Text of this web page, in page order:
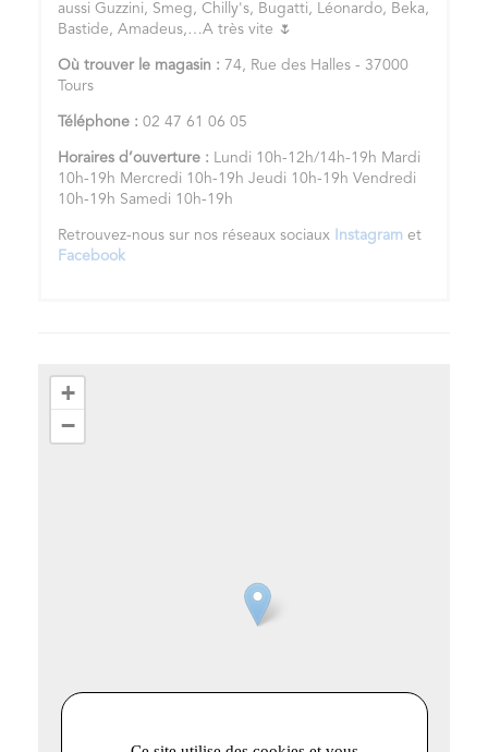
aussi Guzzini, Smeg, Chilly's, Bugatti, Léonardo, Beka,
Bastide, Amadeus,…A très vite 🌷
Où trouver le magasin : 74, Rue des Halles - 37000
Tours
Téléphone : 02 47 61 06 05
Horaires d’ouverture : Lundi 10h-12h/14h-19h Mardi
10h-19h Mercredi 10h-19h Jeudi 10h-19h Vendredi
10h-19h Samedi 10h-19h
Retrouvez-nous sur nos réseaux sociaux Instagram et
Facebook
+
−